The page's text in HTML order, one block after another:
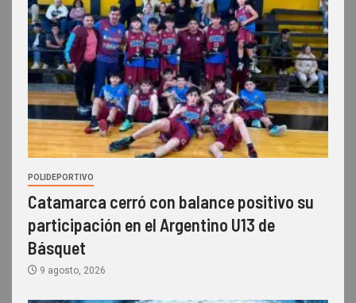
POLIDEPORTIVO
Catamarca cerró con balance positivo su
participación en el Argentino U13 de
Básquet
9 agosto, 2026